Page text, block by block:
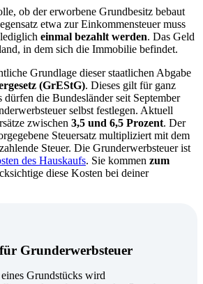
ob der erworbene Grundbesitz bebaut
etwa zur Einkommensteuer muss
einmal bezahlt werden. Das Geld
in dem sich die Immobilie befindet.
Grundlage dieser staatlichen Abgabe
(GrEStG). Dieses gilt für ganz
die Bundesländer seit September
selbst festlegen. Aktuell
zwischen 3,5 und 6,5 Prozent. Der
Steuersatz multipliziert mit dem
Steuer. Die Grunderwerbsteuer ist
des Hauskaufs. Sie kommen zum
diese Kosten bei deiner
Grunderwerbsteuer
Grundstücks wird